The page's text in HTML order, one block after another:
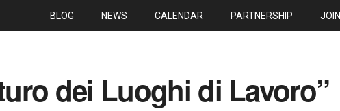
BLOG NEWS CALENDAR PARTNERSHIP JOIN
dei Luoghi di Lavoro”